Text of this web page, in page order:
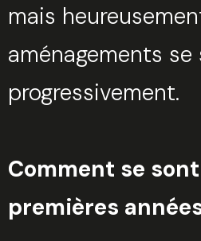
mais
aménagements
progressivement.
Comment se
premières